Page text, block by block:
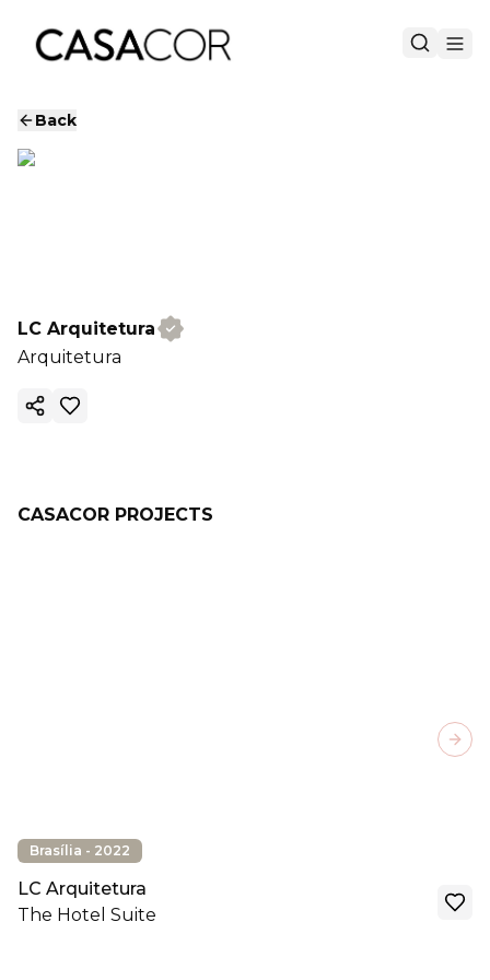
Back
LC Arquitetura
Arquitetura
Copy ink
CASACOR PROJECTS
Brasília - 2022
LC Arquitetura
The Hotel Suite